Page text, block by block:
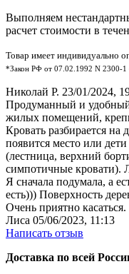
Выполняем
расчет стоимости в
Товар имеет индивидуально
*Закон РФ от 07.02.1992 N 2300-1
Николай Р. 23/01/2024,
Продуманный и
жилых помещений,
Кровать разбирается на
появится место или
(лестница, верхний
симпотичные кровати).
Я сначала подумала, а
есть))) Поверхность
Очень приятно касаться.
Лиса 05/06/2023, 11:13
Написать отзыв
Доставка по всей